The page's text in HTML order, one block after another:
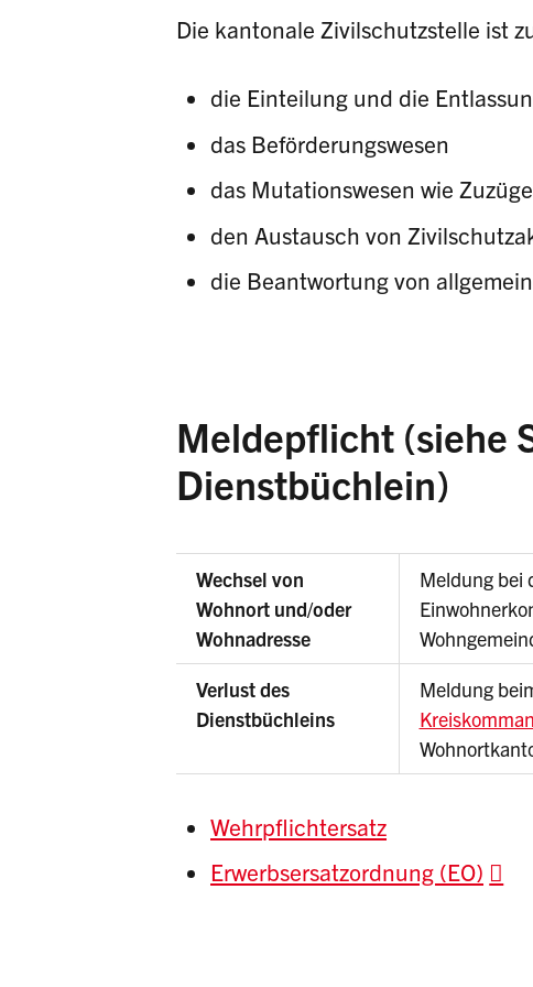
Die kantonale Zivilschutzstelle ist
die Einteilung und die
das Beförderungswesen
das Mutationswesen wie
den Austausch von
die Beantwortung von
Meldepflicht (siehe
Dienstbüchlein)
Wechsel von
Wohnort und/oder
Wohnadresse
Meldung bei
Verlust des
Dienstbüchleins
Meldung
Wehrpflichtersatz
Erwerbsersatzordnung (EO)